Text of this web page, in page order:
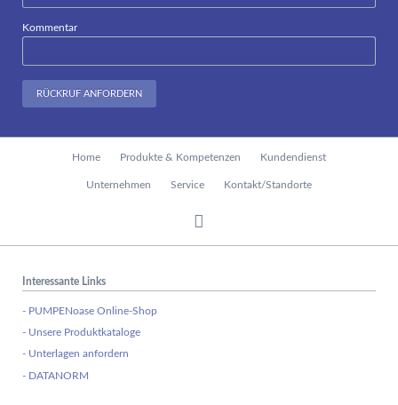
Kommentar
RÜCKRUF ANFORDERN
Home Produkte & Kompetenzen Kundendienst
Unternehmen Service Kontakt/Standorte
Interessante Links
- PUMPENoase Online-Shop
- Unsere Produktkataloge
- Unterlagen anfordern
- DATANORM